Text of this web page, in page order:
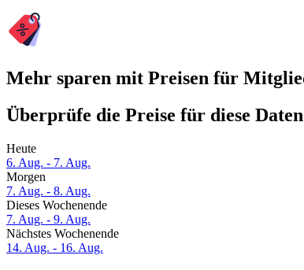
Mehr sparen mit Preisen für
Überprüfe die Preise für diese Daten
Heute
6. Aug. - 7. Aug.
Morgen
7. Aug. - 8. Aug.
Dieses Wochenende
7. Aug. - 9. Aug.
Nächstes Wochenende
14. Aug. - 16. Aug.